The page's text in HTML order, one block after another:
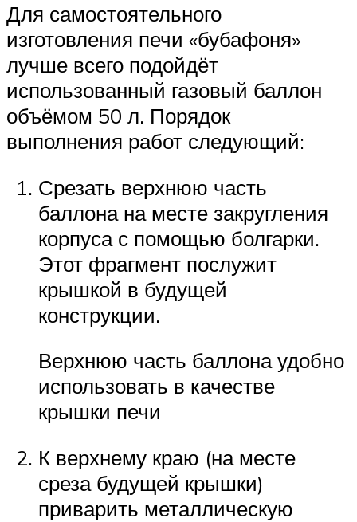
Для самостоятельного
изготовления печи «бубафоня»
лучше всего подойдёт
использованный газовый баллон
объёмом 50 л. Порядок
выполнения работ следующий:
Срезать верхнюю часть
баллона на месте закругления
корпуса с помощью болгарки.
Этот фрагмент послужит
крышкой в будущей
конструкции.
Верхнюю часть баллона удобно
использовать в качестве
крышки печи
К верхнему краю (на месте
среза будущей крышки)
приварить металлическую